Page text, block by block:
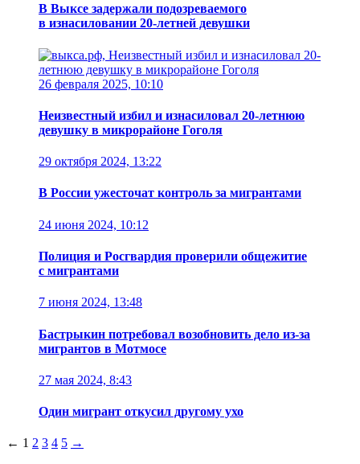
В Выксе задержали подозреваемого
в изнасиловании 20-летней девушки
26 февраля 2025, 10:10
Неизвестный избил и изнасиловал 20-летнюю
девушку в микрорайоне Гоголя
29 октября 2024, 13:22
В России ужесточат контроль за мигрантами
24 июня 2024, 10:12
Полиция и Росгвардия проверили общежитие
с мигрантами
7 июня 2024, 13:48
Бастрыкин потребовал возобновить дело из-за
мигрантов в Мотмосе
27 мая 2024, 8:43
Один мигрант откусил другому ухо
← 1 2 3 4 5 →